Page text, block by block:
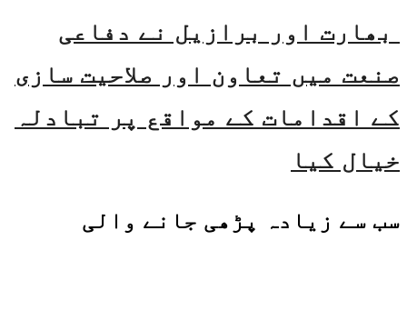
بھارت اور برازیل نے دفاعی
صنعت میں تعاون اور صلاحیت سازی
کے اقدامات کے مواقع پر تبادلہ
خیال کیا
سب سے زیادہ پڑھی جانے والی